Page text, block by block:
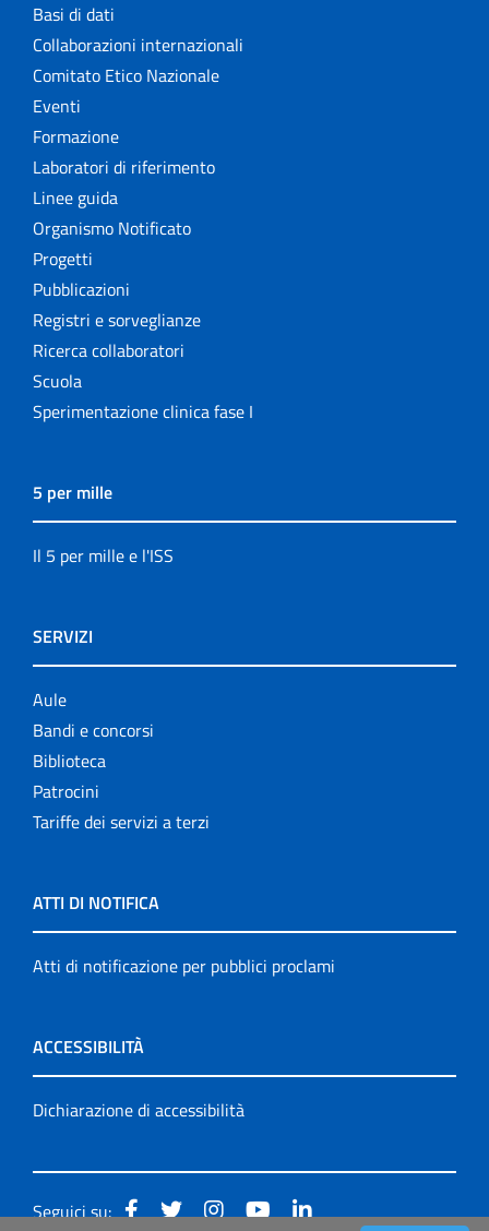
Basi di dati
Collaborazioni internazionali
Comitato Etico Nazionale
Eventi
Formazione
Laboratori di riferimento
Linee guida
Organismo Notificato
Progetti
Pubblicazioni
Registri e sorveglianze
Ricerca collaboratori
Scuola
Sperimentazione clinica fase I
5 per mille
Il 5 per mille e l'ISS
SERVIZI
Aule
Bandi e concorsi
Biblioteca
Patrocini
Tariffe dei servizi a terzi
ATTI DI NOTIFICA
Atti di notificazione per pubblici proclami
ACCESSIBILITÀ
Dichiarazione di accessibilità
Seguici su: